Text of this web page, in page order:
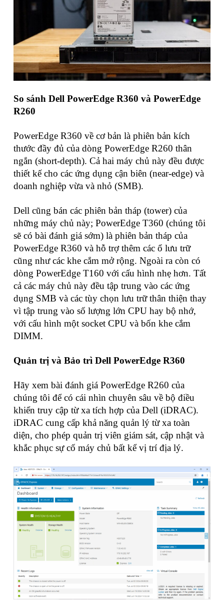
So sánh Dell PowerEdge R360 và PowerEdge
R260
PowerEdge R360 về cơ bản là phiên bản kích
thước đầy đủ của dòng PowerEdge R260 thân
ngắn (short-depth). Cả hai máy chủ này đều được
thiết kế cho các ứng dụng cận biên (near-edge) và
doanh nghiệp vừa và nhỏ (SMB).
Dell cũng bán các phiên bản tháp (tower) của
những máy chủ này; PowerEdge T360 (chúng tôi
sẽ có bài đánh giá sớm) là phiên bản tháp của
PowerEdge R360 và hỗ trợ thêm các ổ lưu trữ
cũng như các khe cắm mở rộng. Ngoài ra còn có
dòng PowerEdge T160 với cấu hình nhẹ hơn. Tất
cả các máy chủ này đều tập trung vào các ứng
dụng SMB và các tùy chọn lưu trữ thân thiện thay
vì tập trung vào số lượng lớn CPU hay bộ nhớ,
với cấu hình một socket CPU và bốn khe cắm
DIMM.
Quản trị và Bảo trì Dell PowerEdge R360
Hãy xem bài đánh giá PowerEdge R260 của
chúng tôi để có cái nhìn chuyên sâu về bộ điều
khiển truy cập từ xa tích hợp của Dell (iDRAC).
iDRAC cung cấp khả năng quản lý từ xa toàn
diện, cho phép quản trị viên giám sát, cập nhật và
khắc phục sự cố máy chủ bất kể vị trí địa lý.